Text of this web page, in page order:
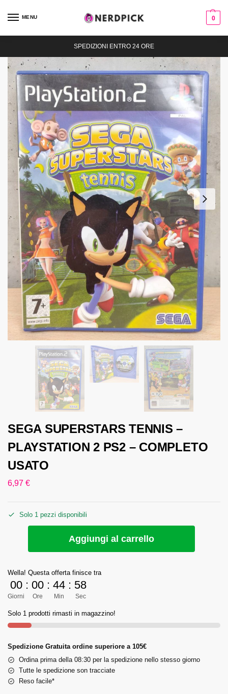
MENU 0
SPEDIZIONI ENTRO 24 ORE
SEGA SUPERSTARS TENNIS –
PLAYSTATION 2 PS2 – COMPLETO
USATO
6,97 €
Solo 1 pezzi disponibili
Aggiungi al carrello
Wella! Questa offerta finisce tra
00
Giorni
: 00
Ore
: 44
Min
: 58
Sec
Solo 1 prodotti rimasti in magazzino!
Spedizione Gratuita ordine superiore a 105€
Ordina prima della 08:30 per la spedizione nello stesso giorno
Tutte le spedizione son tracciate
Reso facile*